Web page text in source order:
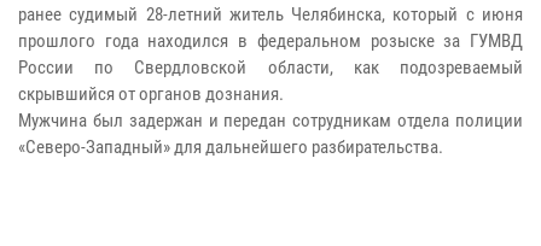
ранее судимый 28-летний житель Челябинска, который с июня
прошлого года находился в федеральном розыске за ГУМВД
России по Свердловской области, как подозреваемый
скрывшийся от органов дознания.
Мужчина был задержан и передан сотрудникам отдела полиции
«Северо-Западный» для дальнейшего разбирательства.